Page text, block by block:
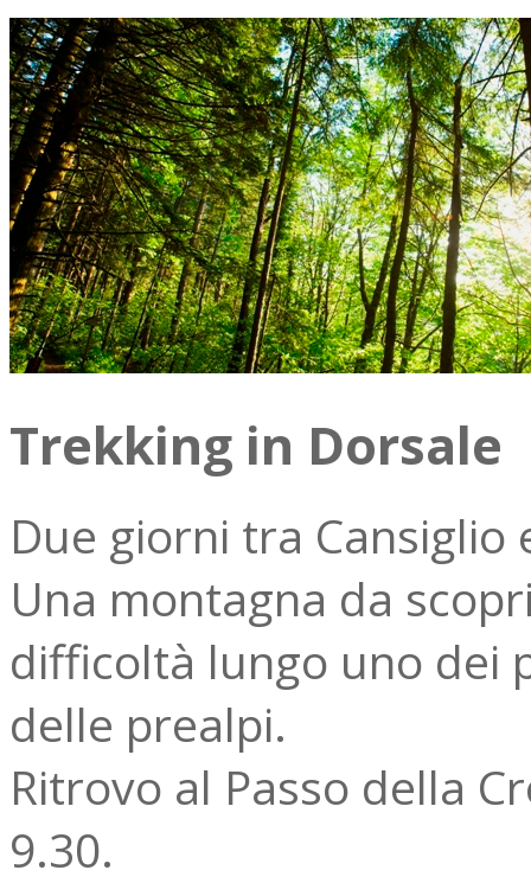
Trekking in Dorsale
Due giorni tra Cansiglio
Una montagna da
difficoltà lungo uno dei
delle prealpi.
Ritrovo al Passo della
9.30.